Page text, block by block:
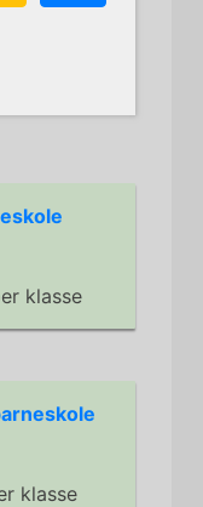
klasse
klasse